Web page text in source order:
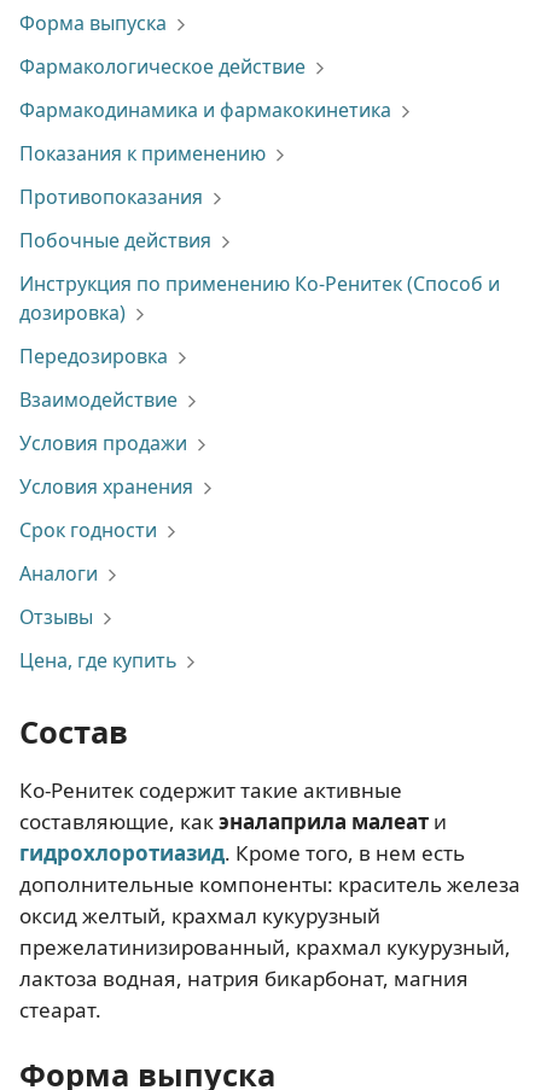
Форма выпуска
Фармакологическое действие
Фармакодинамика и фармакокинетика
Показания к применению
Противопоказания
Побочные действия
Инструкция по применению Ко-Ренитек (Способ и
дозировка)
Передозировка
Взаимодействие
Условия продажи
Условия хранения
Срок годности
Аналоги
Отзывы
Цена, где купить
Состав
Ко-Ренитек содержит такие активные
составляющие, какэналаприла малеат и
гидрохлоротиазид. Кроме того, в нем есть
дополнительные компоненты: краситель железа
оксид желтый, крахмал кукурузный
прежелатинизированный, крахмал кукурузный,
лактоза водная, натрия бикарбонат, магния
стеарат.
Форма выпуска